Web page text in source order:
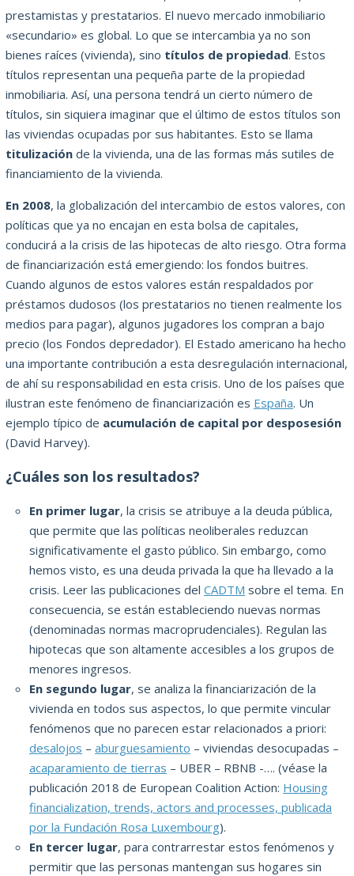
prestamistas y prestatarios. El nuevo mercado inmobiliario
«secundario» es global. Lo que se intercambia ya no son
bienes raíces (vivienda), sino títulos de propiedad. Estos
títulos representan una pequeña parte de la propiedad
inmobiliaria. Así, una persona tendrá un cierto número de
títulos, sin siquiera imaginar que el último de estos títulos son
las viviendas ocupadas por sus habitantes. Esto se llama
titulización de la vivienda, una de las formas más sutiles de
financiamiento de la vivienda.
En 2008, la globalización del intercambio de estos valores, con
políticas que ya no encajan en esta bolsa de capitales,
conducirá a la crisis de las hipotecas de alto riesgo. Otra forma
de financiarización está emergiendo: los fondos buitres.
Cuando algunos de estos valores están respaldados por
préstamos dudosos (los prestatarios no tienen realmente los
medios para pagar), algunos jugadores los compran a bajo
precio (los Fondos depredador). El Estado americano ha hecho
una importante contribución a esta desregulación internacional,
de ahí su responsabilidad en esta crisis. Uno de los países que
ilustran este fenómeno de financiarización es España. Un
ejemplo típico de acumulación de capital por desposesión
(David Harvey).
¿Cuáles son los resultados?
En primer lugar, la crisis se atribuye a la deuda pública,
que permite que las políticas neoliberales reduzcan
significativamente el gasto público. Sin embargo, como
hemos visto, es una deuda privada la que ha llevado a la
crisis. Leer las publicaciones del CADTM sobre el tema. En
consecuencia, se están estableciendo nuevas normas
(denominadas normas macroprudenciales). Regulan las
hipotecas que son altamente accesibles a los grupos de
menores ingresos.
En segundo lugar, se analiza la financiarización de la
vivienda en todos sus aspectos, lo que permite vincular
fenómenos que no parecen estar relacionados a priori:
desalojos – aburguesamiento – viviendas desocupadas –
acaparamiento de tierras – UBER – RBNB -…. (véase la
publicación 2018 de European Coalition Action: Housing
financialization, trends, actors and processes, publicada
por la Fundación Rosa Luxembourg).
En tercer lugar, para contrarrestar estos fenómenos y
permitir que las personas mantengan sus hogares sin